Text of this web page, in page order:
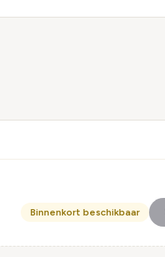
Binnenkort beschikbaar